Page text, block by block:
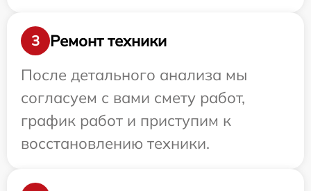
3
Ремонт техники
После детального анализа мы
согласуем с вами смету работ,
график работ и приступим к
восстановлению техники.